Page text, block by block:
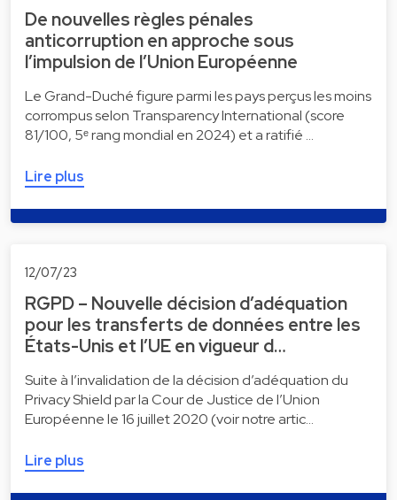
De nouvelles règles pénales
anticorruption en approche sous
l’impulsion de l’Union Européenne
Le Grand-Duché figure parmi les pays perçus les moins
corrompus selon Transparency International (score
81/100, 5ᵉ rang mondial en 2024) et a ratifié …
Lire plus
12/07/23
RGPD – Nouvelle décision d’adéquation
pour les transferts de données entre les
États-Unis et l’UE en vigueur d…
Suite à l’invalidation de la décision d’adéquation du
Privacy Shield par la Cour de Justice de l’Union
Européenne le 16 juillet 2020 (voir notre artic…
Lire plus